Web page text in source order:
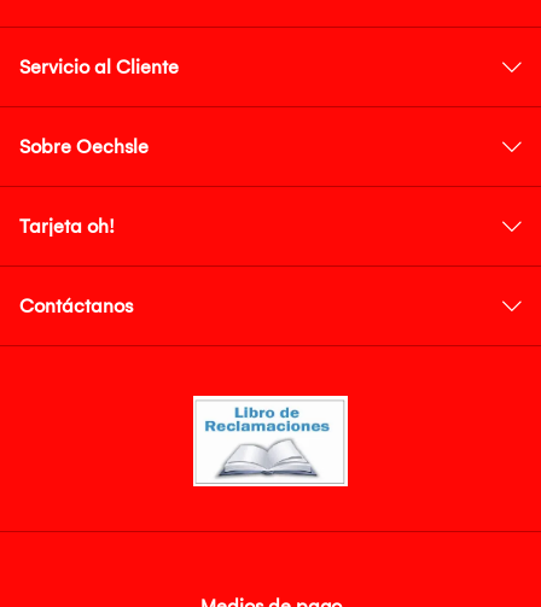
Servicio al Cliente
Sobre Oechsle
Tarjeta oh!
Contáctanos